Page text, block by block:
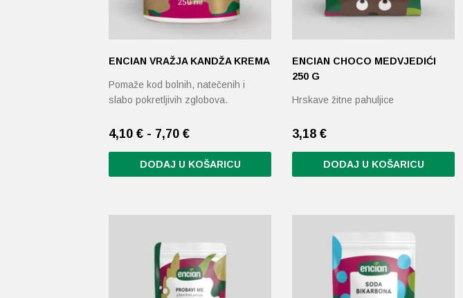
ENCIAN VRAŽJA KANDŽA KREMA
Pomaže kod bolnih, natečenih i
slabo pokretljivih zglobova.
4,10 € - 7,70 €
DODAJ U KOŠARICU
ima
ENCIAN CHOCO MEDVJEDIĆI
250 G
Hrskave žitne pahuljice
3,18 €
DODAJ U KOŠARICU